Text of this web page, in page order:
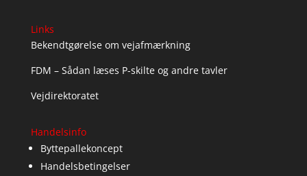
Links
Bekendtgørelse om vejafmærkning
FDM – Sådan læses P-skilte og andre tavler
Vejdirektoratet
Handelsinfo
Byttepallekoncept
Handelsbetingelser